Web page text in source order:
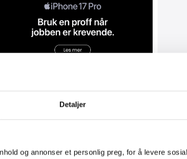
Detaljer
og annonser et personlig preg, for å levere